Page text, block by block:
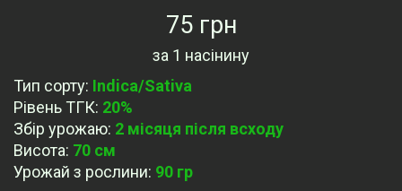
75 грн
за 1 насінину
Тип сорту: Indica/Sativa
Рівень ТГК: 20%
Збір урожаю: 2 місяця після всходу
Висота: 70 см
Урожай з рослини: 90 гр